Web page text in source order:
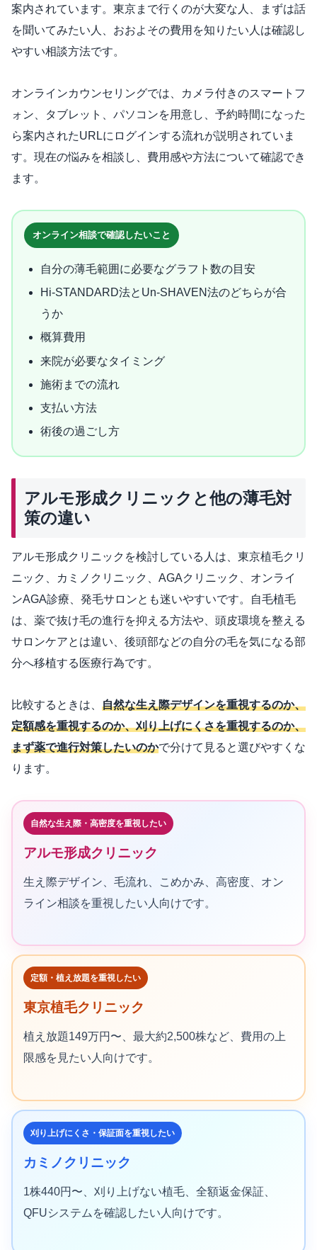
案内されています。東京まで行くのが大変な人、まずは話
を聞いてみたい人、おおよその費用を知りたい人は確認し
やすい相談方法です。
オンラインカウンセリングでは、カメラ付きのスマートフ
ォン、タブレット、パソコンを用意し、予約時間になった
ら案内されたURLにログインする流れが説明されていま
す。現在の悩みを相談し、費用感や方法について確認でき
ます。
オンライン相談で確認したいこと
自分の薄毛範囲に必要なグラフト数の目安
Hi-STANDARD法とUn-SHAVEN法のどちらが合
うか
概算費用
来院が必要なタイミング
施術までの流れ
支払い方法
術後の過ごし方
アルモ形成クリニックと他の薄毛対
策の違い
アルモ形成クリニックを検討している人は、東京植毛クリ
ニック、カミノクリニック、AGAクリニック、オンライ
ンAGA診療、発毛サロンとも迷いやすいです。自毛植毛
は、薬で抜け毛の進行を抑える方法や、頭皮環境を整える
サロンケアとは違い、後頭部などの自分の毛を気になる部
分へ移植する医療行為です。
比較するときは、 自然な生え際デザインを重視するのか、
定額感を重視するのか、刈り上げにくさを重視するのか、
まず薬で進行対策したいのかで分けて見ると選びやすくな
ります。
自然な生え際・高密度を重視したい
アルモ形成クリニック
生え際デザイン、毛流れ、こめかみ、高密度、オン
ライン相談を重視したい人向けです。
定額・植え放題を重視したい
東京植毛クリニック
植え放題149万円〜、最大約2,500株など、費用の上
限感を見たい人向けです。
刈り上げにくさ・保証面を重視したい
カミノクリニック
1株440円〜、刈り上げない植毛、全額返金保証、
QFUシステムを確認したい人向けです。